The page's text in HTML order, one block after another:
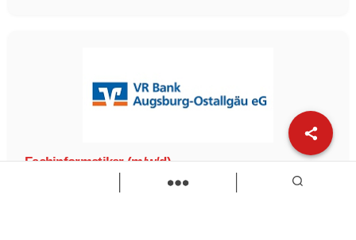
Fachinformatiker (m/w/d)
VR Bank Augsburg-Ostallgäu eG